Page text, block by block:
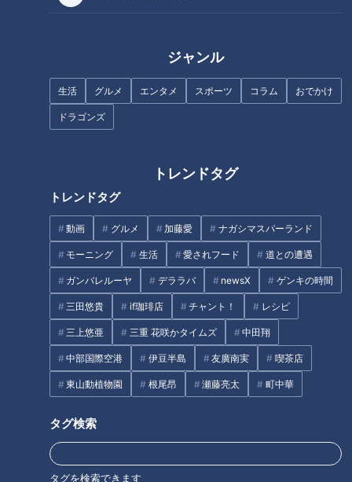
ジャンル
生活 グルメ エンタメ スポーツ コラム おでかけ
ドラゴンズ
トレンドタグ
トレンドタグ
動画 グルメ 加藤愛 ナガシマスパーランド
モーニング 生活 愛されフード 道との遭遇
ガンバレルーヤ デララバ newsX ゲンキの時間
三田悠貴 if珈琲店 チャント！ レシピ
三上悠亜 三重 花咲かタイムズ 中田翔
中部国際空港 伊豆半島 友廣南実 喫茶店
東山動植物園 根尾昂 瀬藤亮太 町中華
タグ検索
タグを検索できます
初の応援上映を体感した
MC「私も仲間に入りたい」
裏方さんへの感謝。ドラゴンズ
岡田俊哉が語る「偶然」と「必
権藤博さんが井上ドラゴンズの
展望を語った「今年はいい戦い
ができる！」
スポーツ 中日ドラゴンズ
とある妄想しがちなファンのドラゴンズ見聞録 藤嶋健人